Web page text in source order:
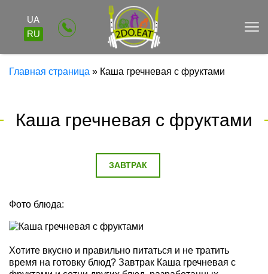
UA
RU
Главная страница » Каша гречневая с фруктами
Каша гречневая с фруктами
ЗАВТРАК
Фото блюда:
Хотите вкусно и правильно питаться и не тратить
время на готовку блюд? Завтрак Каша гречневая с